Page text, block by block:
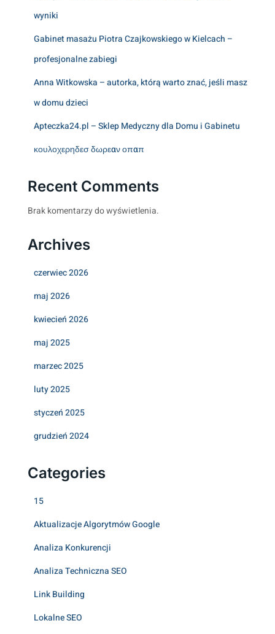
wyniki
Gabinet masażu Piotra Czajkowskiego w Kielcach –
profesjonalne zabiegi
Anna Witkowska – autorka, którą warto znać, jeśli masz
w domu dzieci
Apteczka24.pl – Sklep Medyczny dla Domu i Gabinetu
κουλοχερηδεσ δωρεαν οπαπ
Recent Comments
Brak komentarzy do wyświetlenia.
Archives
czerwiec 2026
maj 2026
kwiecień 2026
maj 2025
marzec 2025
luty 2025
styczeń 2025
grudzień 2024
Categories
15
Aktualizacje Algorytmów Google
Analiza Konkurencji
Analiza Techniczna SEO
Link Building
Lokalne SEO